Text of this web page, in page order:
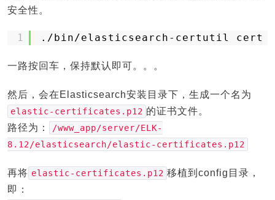
安全性。
1 . /bin/elasticsearch-certutil cert
一路按回车，保持默认即可。。。
然后，会在Elasticsearch安装目录下，生成一个名为
elastic-certificates.p12 的证书文件。
路径为：
/www_app/server/ELK-
8.12/elasticsearch/elastic-certificates.p12
再将 elastic-certificates.p12 移植到config目录，
即：